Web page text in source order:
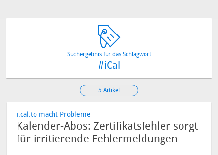
Suchergebnis für das Schlagwort
#iCal
5 Artikel
i.cal.to macht Probleme
Kalender-Abos: Zertifikatsfehler sorgt
für irritierende Fehlermeldungen